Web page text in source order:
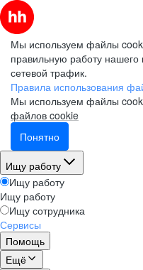
Мы используем файлы
правильную работу нашего
сетевой трафик.
Правила использования
Мы используем файлы
файлов cookie
Понятно
Ищу работу
Ищу работу
Ищу работу
Ищу сотрудника
Сервисы
Помощь
Ещё